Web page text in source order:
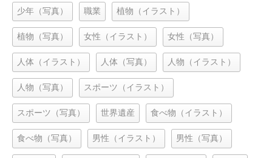
少年（写真） 職業 植物（イラスト）
植物（写真） 女性（イラスト） 女性（写真）
人体（イラスト） 人体（写真） 人物（イラスト）
人物（写真） スポーツ（イラスト）
スポーツ（写真） 世界遺産 食べ物（イラスト）
食べ物（写真） 男性（イラスト） 男性（写真）